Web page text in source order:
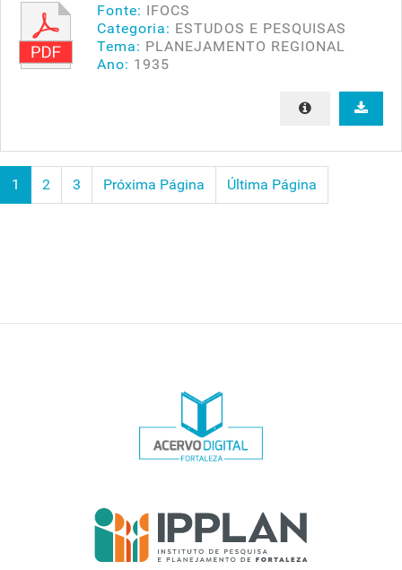
Fonte: IFOCS
Categoria: ESTUDOS E PESQUISAS
Tema: PLANEJAMENTO REGIONAL
Ano: 1935
1 2 3 Próxima Página Última Página